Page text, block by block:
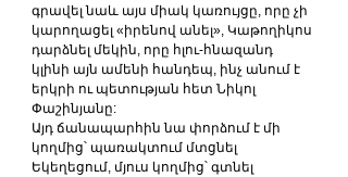
գրավել նաև այս միակ կառույցը, որը չի
կարողացել «իրենով անել», Կաթողիկոս
դարձնել մեկին, որը հլու-հնազանդ
կլինի այն ամենի հանդեպ, ինչ անում է
երկրի ու պետության հետ Նիկոլ
Փաշինյանը:
Այդ ճանապարհին նա փորձում է մի
կողմից՝ պառակտում մտցնել
Եկեղեցում, մյուս կողմից՝ գտնել